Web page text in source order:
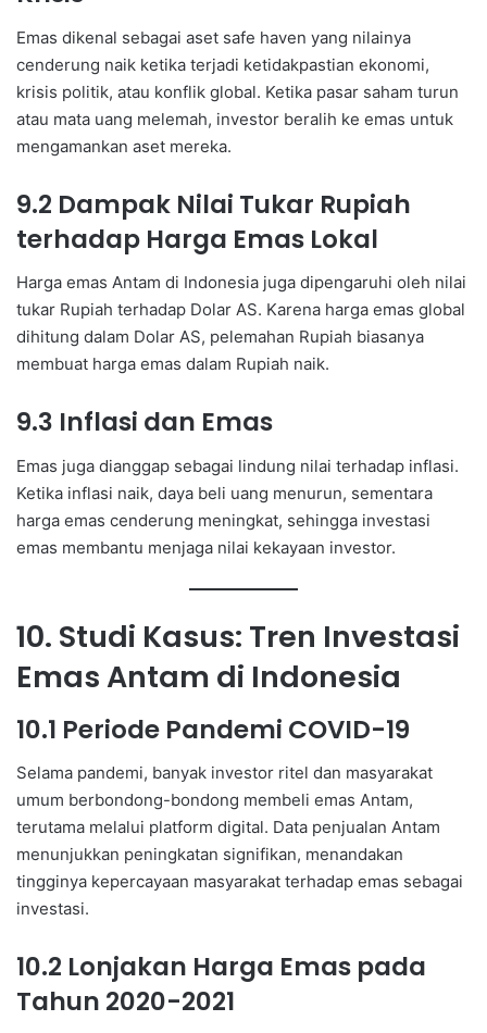
Emas dikenal sebagai aset safe haven yang nilainya
cenderung naik ketika terjadi ketidakpastian ekonomi,
krisis politik, atau konflik global. Ketika pasar saham turun
atau mata uang melemah, investor beralih ke emas untuk
mengamankan aset mereka.
9.2 Dampak Nilai Tukar Rupiah
terhadap Harga Emas Lokal
Harga emas Antam di Indonesia juga dipengaruhi oleh nilai
tukar Rupiah terhadap Dolar AS. Karena harga emas global
dihitung dalam Dolar AS, pelemahan Rupiah biasanya
membuat harga emas dalam Rupiah naik.
9.3 Inflasi dan Emas
Emas juga dianggap sebagai lindung nilai terhadap inflasi.
Ketika inflasi naik, daya beli uang menurun, sementara
harga emas cenderung meningkat, sehingga investasi
emas membantu menjaga nilai kekayaan investor.
10. Studi Kasus: Tren Investasi
Emas Antam di Indonesia
10.1 Periode Pandemi COVID-19
Selama pandemi, banyak investor ritel dan masyarakat
umum berbondong-bondong membeli emas Antam,
terutama melalui platform digital. Data penjualan Antam
menunjukkan peningkatan signifikan, menandakan
tingginya kepercayaan masyarakat terhadap emas sebagai
investasi.
10.2 Lonjakan Harga Emas pada
Tahun 2020-2021